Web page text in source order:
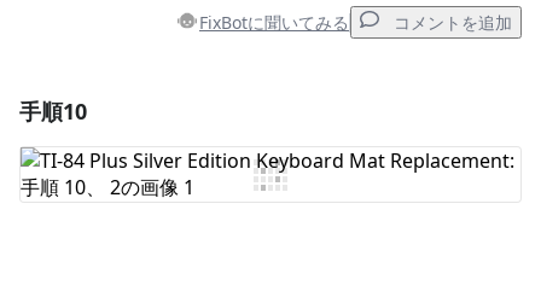
FixBotに聞いてみる コメントを追加
コメントを追加
手順10